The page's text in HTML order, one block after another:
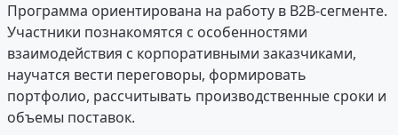
Программа ориентирована на работу в B2B-сегменте.
Участники познакомятся с особенностями
взаимодействия с корпоративными заказчиками,
научатся вести переговоры, формировать
портфолио, рассчитывать производственные сроки и
объемы поставок.